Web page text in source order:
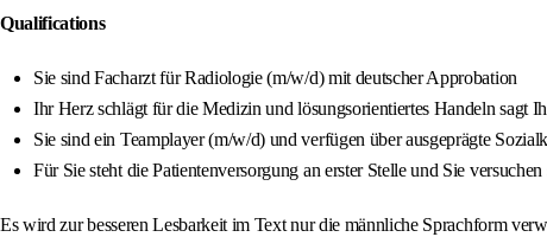
Qualifications
Sie sind Facharzt für Radiologie (m/w/d) mit deutscher Approbation
Ihr Herz schlägt für die Medizin und lösungsorientiertes Handeln sagt
Sie sind ein Teamplayer (m/w/d) und verfügen über ausgeprägte
Für Sie steht die Patientenversorgung an erster Stelle und Sie
Es wird zur besseren Lesbarkeit im Text nur die männliche Sprachform